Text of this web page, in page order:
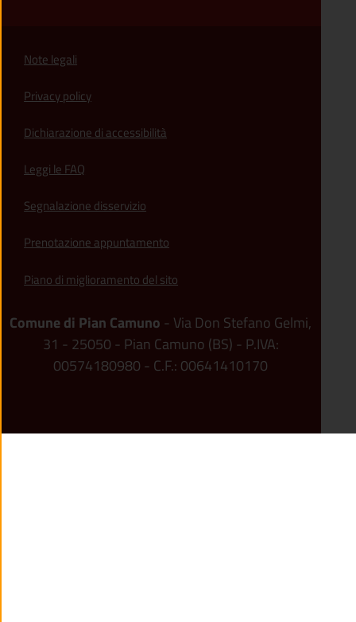
Note legali
Privacy policy
Dichiarazione di accessibilità
Leggi le FAQ
Segnalazione disservizio
Prenotazione appuntamento
Piano di miglioramento del sito
Comune di Pian Camuno - Via Don Stefano Gelmi,
31 - 25050 - Pian Camuno (BS) - P.IVA:
00574180980 - C.F.: 00641410170